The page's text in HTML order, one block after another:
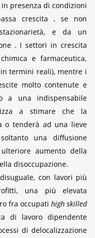
presenza di condizioni
crescita , se non
e da un
. I settori in crescita
e farmaceutica,
in termini reali), mentre i
molto contenute e
a una indispensabile
a stimare che la
o tenderà ad una lieve
una diffusione
aumento della
disoccupazione.
con lavori più
una più elevata
fra occupati high skilled
di lavoro dipendente
di delocalizzazione